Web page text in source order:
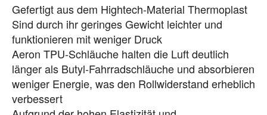
Gefertigt aus dem Hightech-Material Thermoplast
Sind durch ihr geringes Gewicht leichter und
funktionieren mit weniger Druck
Aeron TPU-Schläuche halten die Luft deutlich
länger als Butyl-Fahrradschläuche und absorbieren
weniger Energie, was den Rollwiderstand erheblich
verbessert